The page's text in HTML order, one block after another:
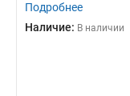
Подробнее
Наличие: В наличии